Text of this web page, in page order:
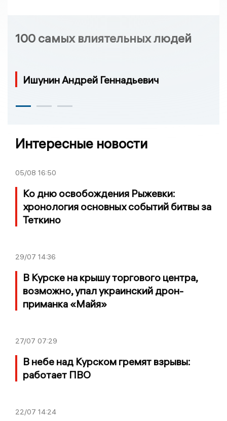
100 самых влиятельных людей
Ишунин Андрей Геннадьевич
Интересные новости
05/08 16:50
Ко дню освобождения Рыжевки:
хронология основных событий битвы за
Теткино
29/07 14:36
В Курске на крышу торгового центра,
возможно, упал украинский дрон-
приманка «Майя»
27/07 07:29
В небе над Курском гремят взрывы:
работает ПВО
22/07 14:24